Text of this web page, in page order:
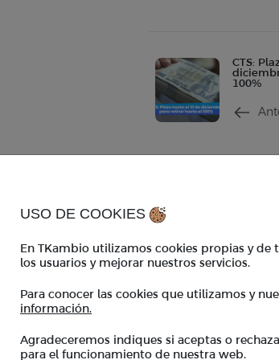
CTS:
100%
USO DE COOKIES
En TKambio utilizamos cookies propias y de
los usuarios y mejorar nuestros servicios.
Para conocer las cookies que utilizamos y
información.
Agradeceremos indiques si aceptas o
para el funcionamiento de nuestra web.
WhatsApp:
+51 986 767 908
TKambio
BeneficiosTK